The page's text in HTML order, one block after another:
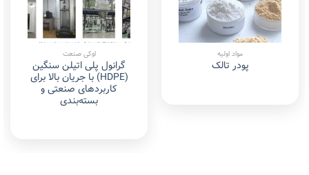
مواد اولیه
پودر تالک
اوکی صنعت
گرانول پلی اتیلن سنگین
(HDPE) با جریان بالا برای
کاربردهای صنعتی و
بسته‌بندی